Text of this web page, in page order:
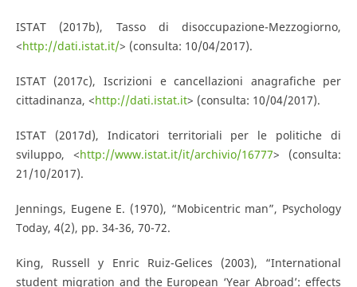
ISTAT (2017b), Tasso di disoccupazione-Mezzogiorno,
<http://dati.istat.it/> (consulta: 10/04/2017).
ISTAT (2017c), Iscrizioni e cancellazioni anagrafiche per
cittadinanza, <http://dati.istat.it> (consulta: 10/04/2017).
ISTAT (2017d), Indicatori territoriali per le politiche di
sviluppo, <http://www.istat.it/it/archivio/16777> (consulta:
21/10/2017).
Jennings, Eugene E. (1970), “Mobicentric man”, Psychology
Today, 4(2), pp. 34-36, 70-72.
King, Russell y Enric Ruiz-Gelices (2003), “International
student migration and the European ‘Year Abroad’: effects